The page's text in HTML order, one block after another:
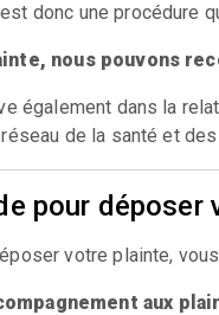
donc une
nous pouvons
également dans la
de la santé et
pour déposer
votre plainte,
aux